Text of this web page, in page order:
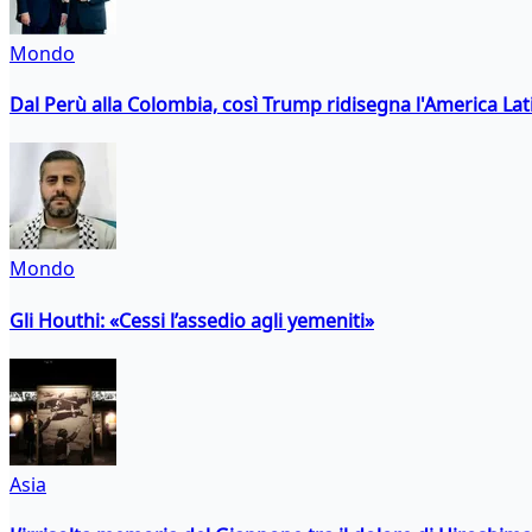
Mondo
Dal Perù alla Colombia, così Trump ridisegna l'America
Mondo
Gli Houthi: «Cessi l’assedio agli yemeniti»
Asia